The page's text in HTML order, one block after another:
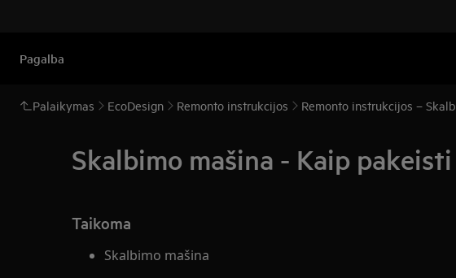
Pagalba
Palaikymas EcoDesign Remonto instrukcijos Remonto instrukcijos –
Skalbimo mašina - Kaip
Taikoma
Skalbimo mašina